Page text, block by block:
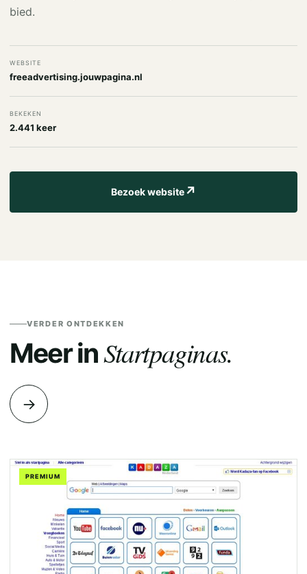
bied.
WEBSITE
freeadvertising.jouwpagina.nl
BEKEKEN
2.441 keer
Bezoek website↗
VERDER ONTDEKKEN
Meer inStartpaginas.
→
PREMIUM